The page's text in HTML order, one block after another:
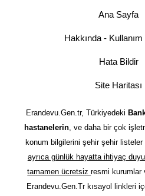
Ana Sayfa
Hakkında - Kullanım
Hata Bildir
Site Haritası
Erandevu.Gen.tr, Türkiyedeki
hastanelerin, ve daha bir çok
konum bilgilerini şehir şehir
ayrıca günlük hayatta ihtiyaç
tamamen ücretsizresmi kurumlar
Erandevu.Gen.Tr kısayol linkleri